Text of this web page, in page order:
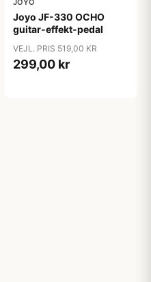
JOYO
Joyo JF-330 OCHO
guitar-effekt-pedal
VEJL. PRIS 519,00 KR
299,00 kr